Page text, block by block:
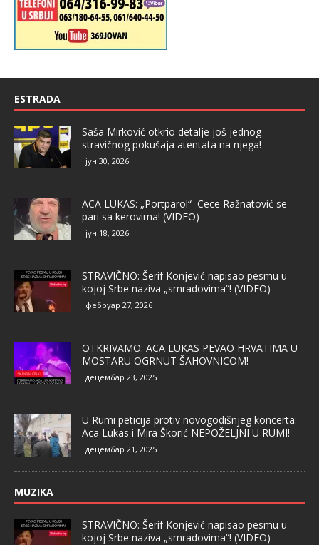
ESTRADA
Saša Mirković otkrio detalje još jednog
stravičnog pokušaja atentata na njega!
јун 30, 2026
ACA LUKAS: „Portparol“ Cece Ražnatović se
pari sa kerovima! (VIDEO)
јун 18, 2026
STRAVIČNO: Šerif Konjević napisao pesmu u
kojoj Srbe naziva „smradovima“! (VIDEO)
фебруар 27, 2026
OTKRIVAMO: ACA LUKAS PEVAO HRVATIMA U
MOSTARU OGRNUT ŠAHOVNICOM!
децембар 23, 2025
U Rumi peticija protiv novogodišnjeg koncerta:
Aca Lukas i Mira Škorić NEPOŽELJNI U RUMI!
децембар 21, 2025
MUZIKA
STRAVIČNO: Šerif Konjević napisao pesmu u
kojoj Srbe naziva „smradovima“! (VIDEO)